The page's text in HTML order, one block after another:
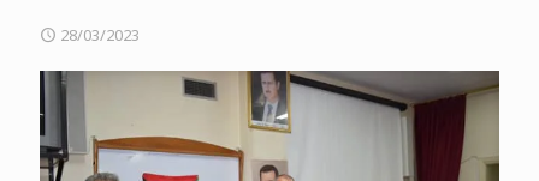
28/03/2023